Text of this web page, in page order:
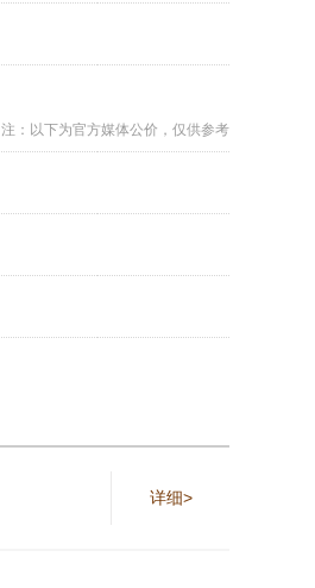
注：以下为官方媒体公价，仅供参考
详细>